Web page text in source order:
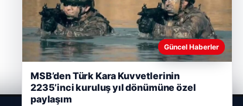
Güncel Haberler
MSB’den Türk Kara Kuvvetlerinin
2235’inci kuruluş yıl dönümüne özel
paylaşım